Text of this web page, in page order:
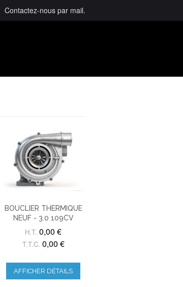
Contactez-nous par mail.
BOUCLIER THERMIQUE
NEUF - 3.0 109CV
H.T. 0,00 €
T.T.C. 0,00 €
AFFICHER DÉTAILS